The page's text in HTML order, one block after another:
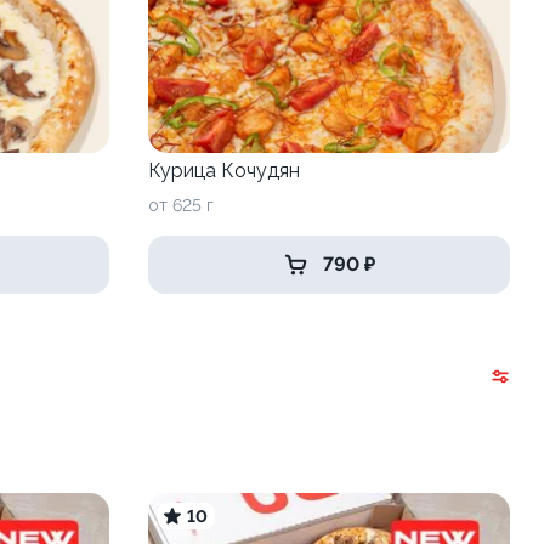
Курица Кочудян
от 625 г
790 ₽
10